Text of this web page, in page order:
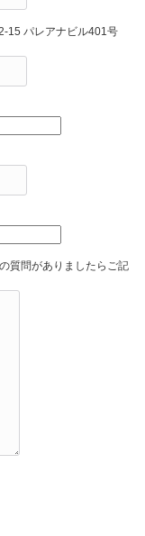
15 パレアナビル401号
質問がありましたらご記